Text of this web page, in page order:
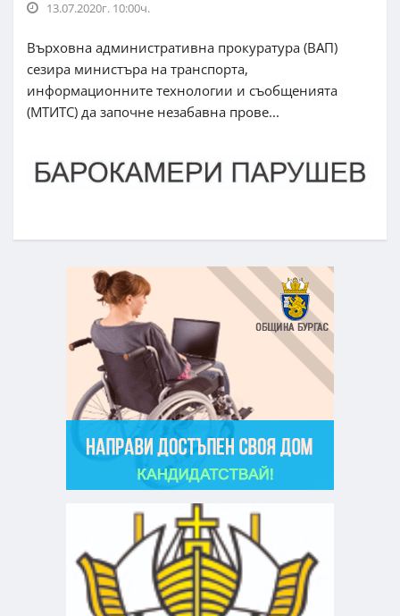
13.07.2020г. 10:00ч.
Върховна административна прокуратура (ВАП)
сезира министъра на транспорта,
информационните технологии и съобщенията
(МТИТС) да започне незабавна прове...